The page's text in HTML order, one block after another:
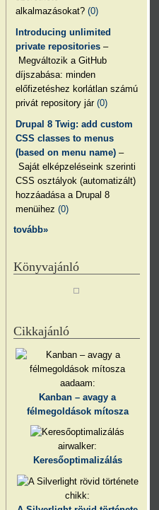
alkalmazásokat?(0)
Introducing unlimited
private repositories –
Megváltozik a GitHub
díjszabása: minden
előfizetéshez korlátlan számú
privát repository jár(0)
Drupal 8 Twig: add custom
CSS classes to menus
(based on menu name) –
Saját elképzeléseink szerinti
CSS osztályok (automatizált)
hozzáadása a Drupal 8
menüihez(0)
tovább»
Könyvajánló
Cikkajánló
aadaam:
Kanban – avagy a
félmegoldások mítosza
airwalker:
Keresőoptimalizálás
chikk: